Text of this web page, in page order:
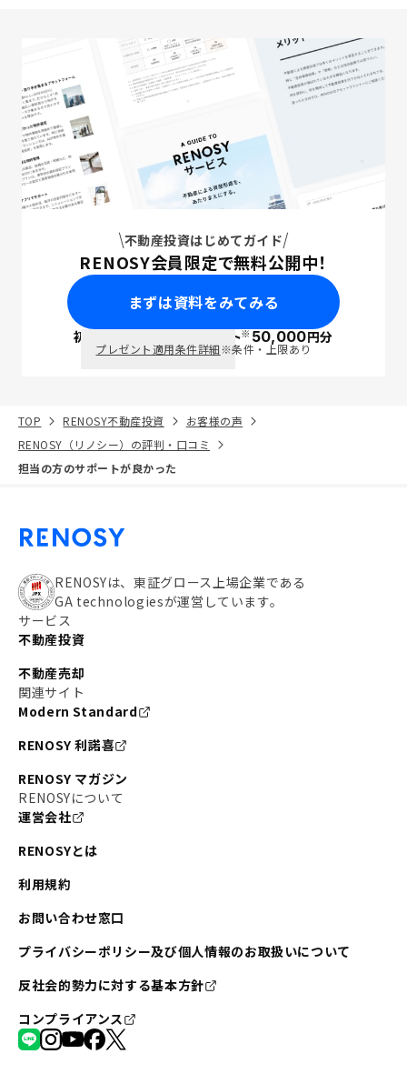
不動産投資はじめてガイド
RENOSY会員限定で無料公開中！
まずは資料をみてみる
初回面談で ポイント※50,000円分
プレゼント適用条件詳細※条件・上限あり
TOP RENOSY不動産投資
お客様の声
RENOSY（リノシー）の評判・口コミ
担当の方のサポートが良かった
RENOSYは、東証グロース上場企業である
GA technologiesが運営しています。
サービス
不動産投資
不動産売却
関連サイト
Modern Standard
RENOSY 利諾喜
RENOSY マガジン
RENOSYについて
運営会社
RENOSYとは
利用規約
お問い合わせ窓口
プライバシーポリシー及び個人情報のお取扱いについて
反社会的勢力に対する基本方針
コンプライアンス